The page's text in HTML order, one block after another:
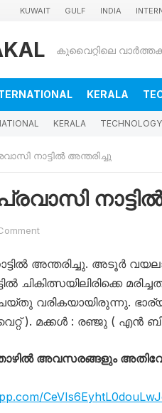
KUWAIT GULF INDIA
KERALA
KERALA TECHNOLOGY
നാട്ടിൽ അന്തരിച്ചു
അന്തരിച്ചു. അടൂർ
ചികിത്സയിലിരിക്കെ
വരികയായിരുന്നു.
). മക്കൾ : രഞ്ജു ( എൻ ബി
അവസരങ്ങളും